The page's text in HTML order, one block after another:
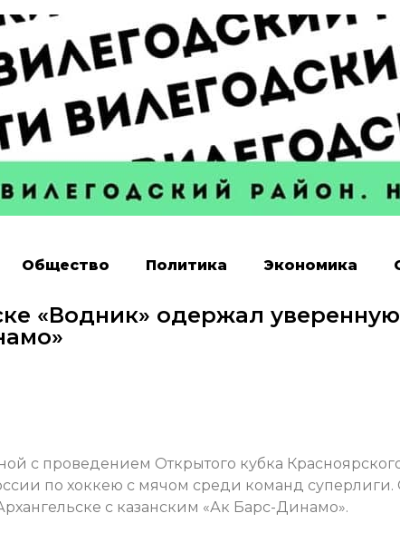
Общество Политика Экономика
«Водник» одержал
с проведением Открытого кубка
по хоккею с мячом среди команд
с казанским «Ак Барс-Динамо».